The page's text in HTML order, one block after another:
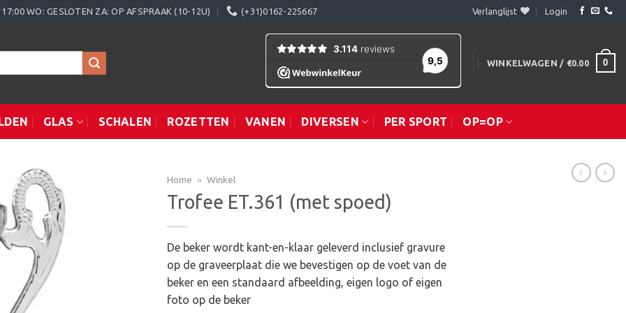
WO: GESLOTEN ZA: OP AFSPRAAK (10-12U) (+31)0162-225667 Verlanglijst Login
WINKELWAGEN / €0.00 0
GLAS SCHALEN ROZETTEN VANEN DIVERSEN PER SPORT OP=OP
Home » Winkel
Trofee ET.361 (met spoed)
De beker wordt kant-en-klaar geleverd inclusief gravure
op de graveerplaat die we bevestigen op de voet van de
beker en een standaard afbeelding, eigen logo of eigen
foto op de beker